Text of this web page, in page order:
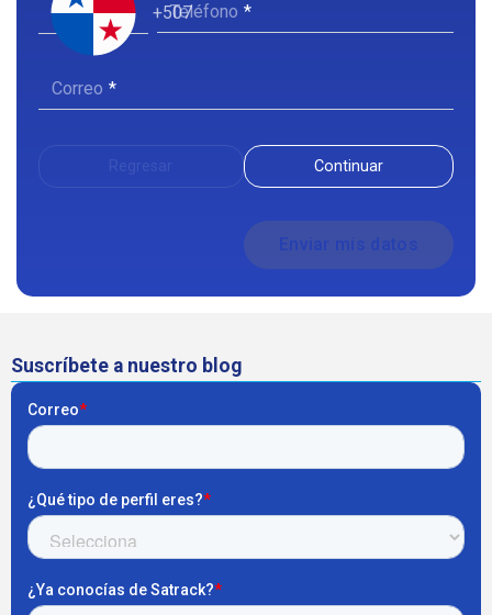
+507Teléfono
Correo
Continuar
Suscríbete a nuestro blog